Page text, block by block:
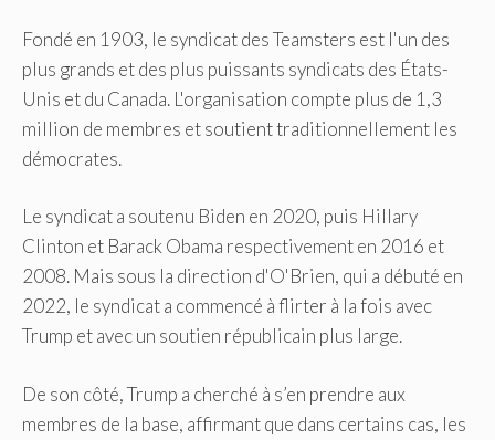
Fondé en 1903, le syndicat des Teamsters est l'un des
plus grands et des plus puissants syndicats des États-
Unis et du Canada. L'organisation compte plus de 1,3
million de membres et soutient traditionnellement les
démocrates.
Le syndicat a soutenu Biden en 2020, puis Hillary
Clinton et Barack Obama respectivement en 2016 et
2008. Mais sous la direction d'O'Brien, qui a débuté en
2022, le syndicat a commencé à flirter à la fois avec
Trump et avec un soutien républicain plus large.
De son côté, Trump a cherché à s’en prendre aux
membres de la base, affirmant que dans certains cas, les